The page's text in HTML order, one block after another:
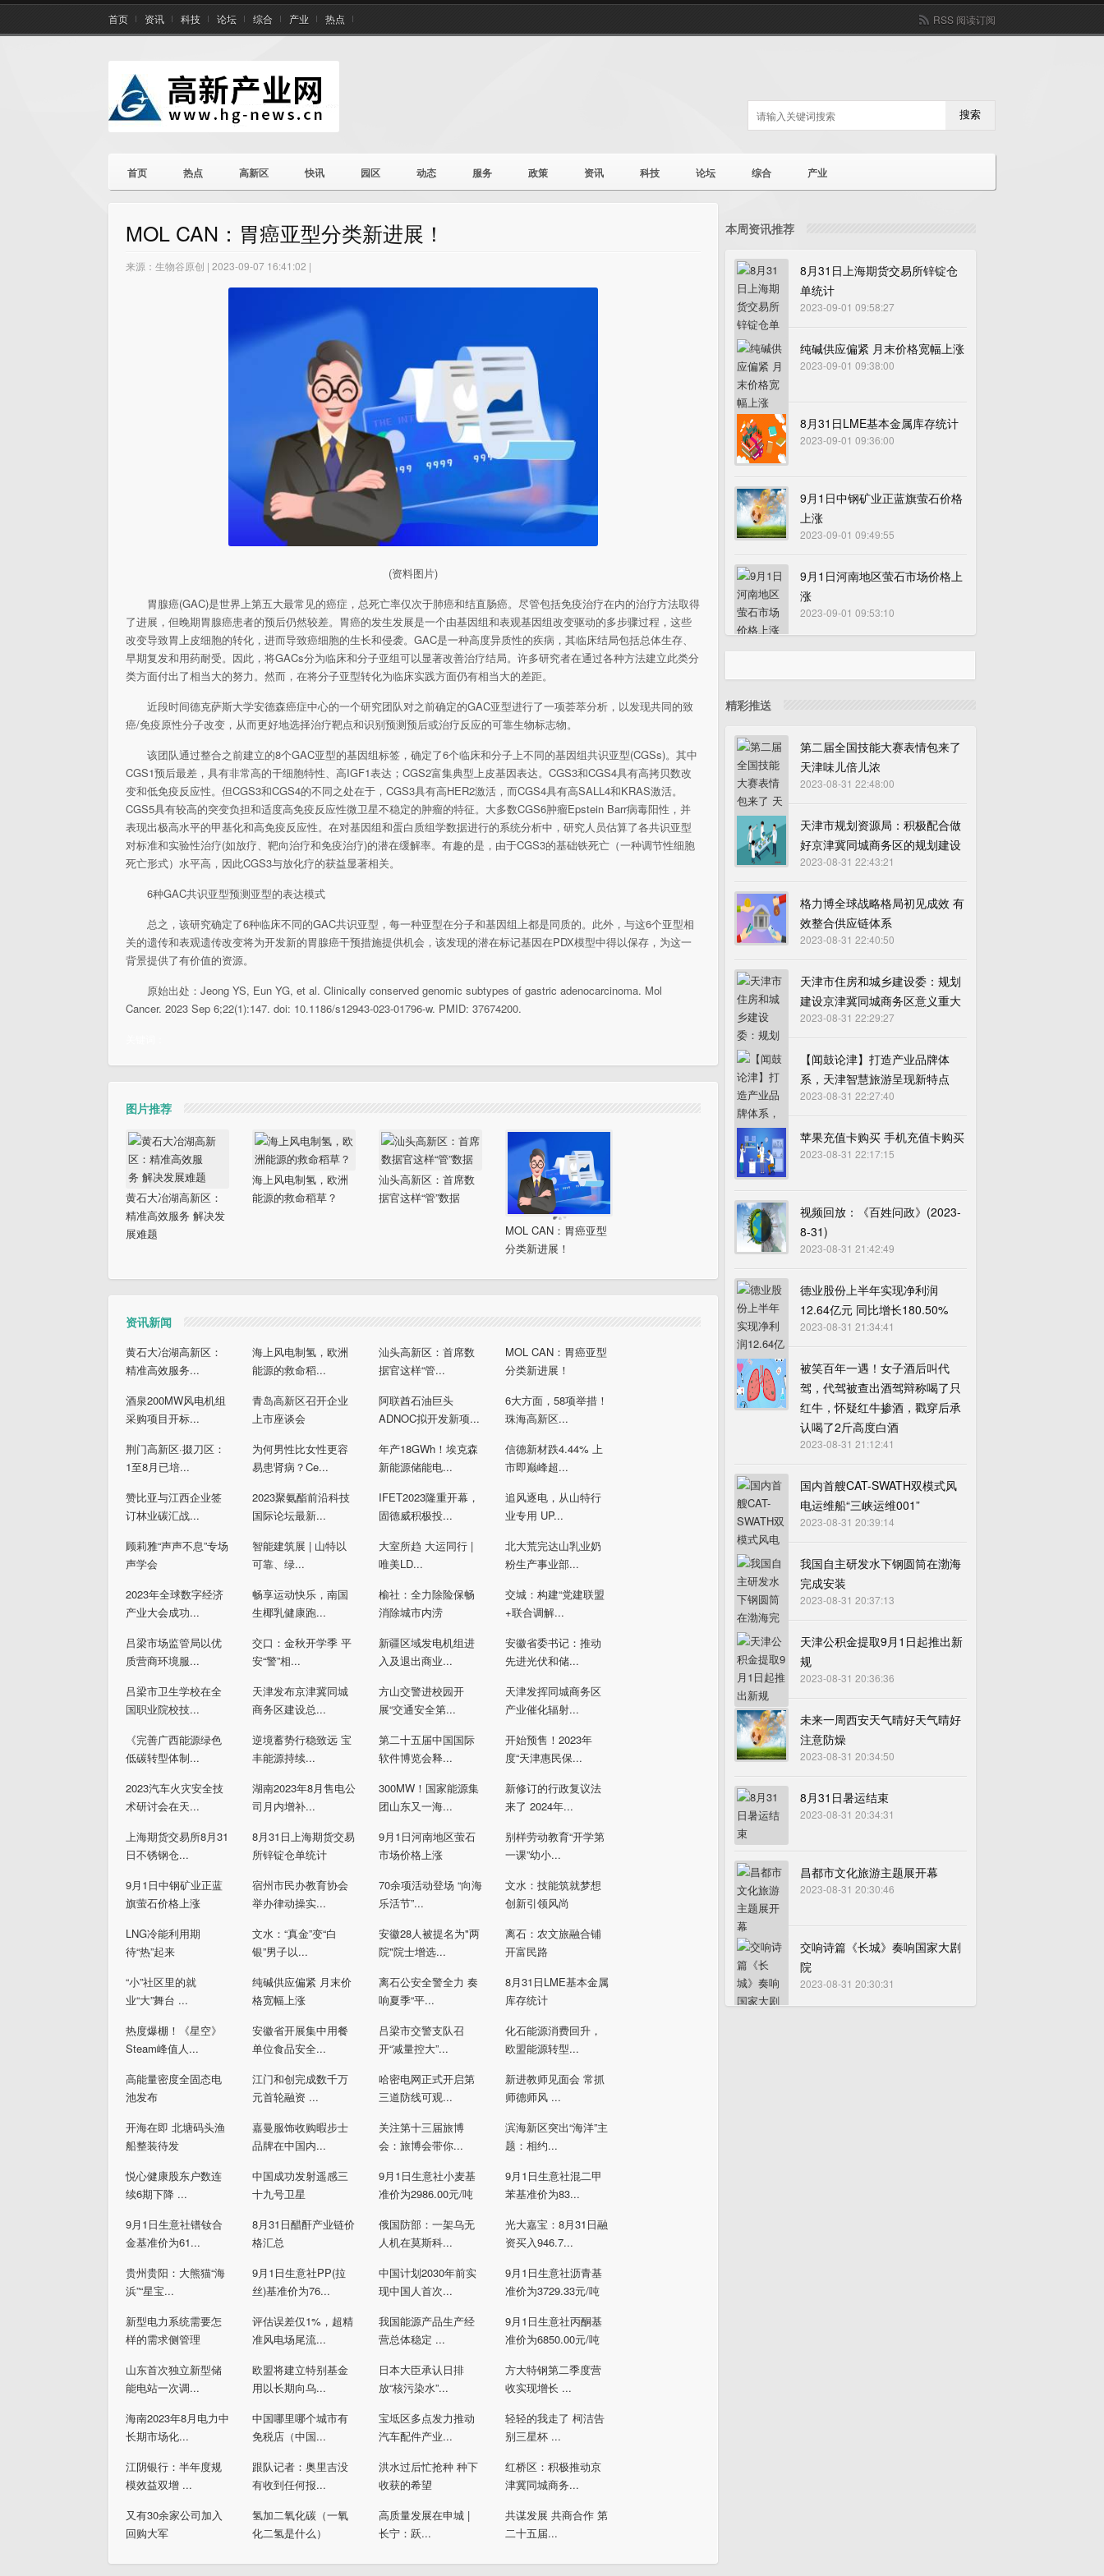
首页 资讯 科技 论坛 综合 产业 热点 RSS 阅读订阅
搜索
首页 热点 高新区 快讯 园区 动态 服务 政策 资讯 科技 论坛 综合 产业
MOL CAN：胃癌亚型分类新进展！
来源：生物谷原创 | 2023-09-07 16:41:02 |
(资料图片)
胃腺癌(GAC)是世界上第五大最常见的癌症，总死亡率仅次于肺癌和结直肠癌。尽管包括免疫治疗在内的治疗方法取得
了进展，但晚期胃腺癌患者的预后仍然较差。胃癌的发生发展是一个由基因组和表观基因组改变驱动的多步骤过程，这些
改变导致胃上皮细胞的转化，进而导致癌细胞的生长和侵袭。GAC是一种高度异质性的疾病，其临床结局包括总体生存、
早期复发和用药耐受。因此，将GACs分为临床和分子亚组可以显著改善治疗结局。许多研究者在通过各种方法建立此类分
类方面付出了相当大的努力。然而，在将分子亚型转化为临床实践方面仍有相当大的差距。
近段时间德克萨斯大学安德森癌症中心的一个研究团队对之前确定的GAC亚型进行了一项荟萃分析，以发现共同的致
癌/免疫原性分子改变，从而更好地选择治疗靶点和识别预测预后或治疗反应的可靠生物标志物。
该团队通过整合之前建立的8个GAC亚型的基因组标签，确定了6个临床和分子上不同的基因组共识亚型(CGSs)。其中
CGS1预后最差，具有非常高的干细胞特性、高IGF1表达；CGS2富集典型上皮基因表达。CGS3和CGS4具有高拷贝数改
变和低免疫反应性。但CGS3和CGS4的不同之处在于，CGS3具有高HER2激活，而CGS4具有高SALL4和KRAS激活。
CGS5具有较高的突变负担和适度高免疫反应性微卫星不稳定的肿瘤的特征。大多数CGS6肿瘤Epstein Barr病毒阳性，并
表现出极高水平的甲基化和高免疫反应性。在对基因组和蛋白质组学数据进行的系统分析中，研究人员估算了各共识亚型
对标准和实验性治疗(如放疗、靶向治疗和免疫治疗)的潜在缓解率。有趣的是，由于CGS3的基础铁死亡（一种调节性细胞
死亡形式）水平高，因此CGS3与放化疗的获益显著相关。
6种GAC共识亚型预测亚型的表达模式
总之，该研究确定了6种临床不同的GAC共识亚型，每一种亚型在分子和基因组上都是同质的。此外，与这6个亚型相
关的遗传和表观遗传改变将为开发新的胃腺癌干预措施提供机会，该发现的潜在标记基因在PDX模型中得以保存，为这一
背景提供了有价值的资源。
原始出处：Jeong YS, Eun YG, et al. Clinically conserved genomic subtypes of gastric adenocarcinoma. Mol
Cancer. 2023 Sep 6;22(1):147. doi: 10.1186/s12943-023-01796-w. PMID: 37674200.
图片推荐
黄石大冶湖高新区：
精准高效服务 解决发
展难题
海上风电制氢，欧洲
能源的救命稻草？
汕头高新区：首席数
据官这样“管”数据
MOL CAN：胃癌亚型
分类新进展！
资讯新闻
黄石大冶湖高新区：
精准高效服务...
海上风电制氢，欧洲
能源的救命稻...
汕头高新区：首席数
据官这样“管...
MOL CAN：胃癌亚型
分类新进展！
酒泉200MW风电机组
采购项目开标...
青岛高新区召开企业
上市座谈会
阿联酋石油巨头
ADNOC拟开发新项...
6大方面，58项举措！
珠海高新区...
荆门高新区·掇刀区：
1至8月已培...
为何男性比女性更容
易患肾病？Ce...
年产18GWh！埃克森
新能源储能电...
信德新材跌4.44% 上
市即巅峰超...
赞比亚与江西企业签
订林业碳汇战...
2023聚氨酯前沿科技
国际论坛最新...
IFET2023隆重开幕，
固德威积极投...
​追风逐电，从山特行
业专用 UP...
顾莉雅“声声不息”专场
声学会
智能建筑展 | 山特以
可靠、绿...
大室所趋 大运同行 |
唯美LD...
北大荒完达山乳业奶
粉生产事业部...
2023年全球数字经济
产业大会成功...
畅享运动快乐，南国
生椰乳健康跑...
榆社：全力除险保畅
消除城市内涝
交城：构建“党建联盟
+联合调解...
吕梁市场监管局以优
质营商环境服...
交口：金秋开学季 平
安“警”相...
新疆区域发电机组进
入及退出商业...
安徽省委书记：推动
先进光伏和储...
吕梁市卫生学校在全
国职业院校技...
天津发布京津冀同城
商务区建设总...
方山交警进校园开
展“交通安全第...
天津发挥同城商务区
产业催化辐射...
《完善广西能源绿色
低碳转型体制...
逆境蓄势行稳致远 宝
丰能源持续...
第二十五届中国国际
软件博览会释...
开始预售！2023年
度“天津惠民保...
2023汽车火灾安全技
术研讨会在天...
湖南2023年8月售电公
司月内增补...
300MW！国家能源集
团山东又一海...
新修订的行政复议法
来了 2024年...
上海期货交易所8月31
日不锈钢仓...
8月31日上海期货交易
所锌锭仓单统计
9月1日河南地区萤石
市场价格上涨
别样劳动教育“开学第
一课”幼小...
9月1日中钢矿业正蓝
旗萤石价格上涨
宿州市民办教育协会
举办律动操实...
70余项活动登场 “向海
乐活节”...
文水：技能筑就梦想
创新引领风尚
LNG冷能利用期
待“热”起来
文水：“真金”变“白
银”男子以...
安徽28人被提名为"两
院"院士增选...
离石：农文旅融合铺
开富民路
“小”社区里的就
业“大”舞台 ...
纯碱供应偏紧 月末价
格宽幅上涨
离石公安全警全力 奏
响夏季“平...
8月31日LME基本金属
库存统计
热度爆棚！《星空》
Steam峰值人...
安徽省开展集中用餐
单位食品安全...
吕梁市交警支队召
开“减量控大”...
化石能源消费回升，
欧盟能源转型...
高能量密度全固态电
池发布
江门和创完成数千万
元首轮融资 ...
哈密电网正式开启第
三道防线可观...
新进教师见面会 常抓
师德师风 ...
开海在即 北塘码头渔
船整装待发
嘉曼服饰收购暇步士
品牌在中国内...
关注第十三届旅博
会：旅博会带你...
滨海新区突出“海洋”主
题：相约...
悦心健康股东户数连
续6期下降 ...
中国成功发射遥感三
十九号卫星
9月1日生意社小麦基
准价为2986.00元/吨
9月1日生意社混二甲
苯基准价为83...
9月1日生意社镨钕合
金基准价为61...
8月31日醋酐产业链价
格汇总
俄国防部：一架乌无
人机在莫斯科...
光大嘉宝：8月31日融
资买入946.7...
贵州贵阳：大熊猫“海
浜”“星宝...
9月1日生意社PP(拉
丝)基准价为76...
中国计划2030年前实
现中国人首次...
9月1日生意社沥青基
准价为3729.33元/吨
新型电力系统需要怎
样的需求侧管理
评估误差仅1%，超精
准风电场尾流...
我国能源产品生产经
营总体稳定 ...
9月1日生意社丙酮基
准价为6850.00元/吨
山东首次独立新型储
能电站一次调...
欧盟将建立特别基金
用以长期向乌...
日本大臣承认日排
放“核污染水”...
方大特钢第二季度营
收实现增长 ...
海南2023年8月电力中
长期市场化...
中国哪里哪个城市有
免税店（中国...
宝坻区多点发力推动
汽车配件产业...
轻轻的我走了 柯洁告
别三星杯 ...
江阴银行：半年度规
模效益双增 ...
跟队记者：奥里吉没
有收到任何报...
洪水过后忙抢种 种下
收获的希望
红桥区：积极推动京
津冀同城商务...
又有30余家公司加入
回购大军
氢加二氧化碳（一氧
化二氢是什么）
高质量发展在申城 |
长宁：跃...
共谋发展 共商合作 第
二十五届...
本周资讯推荐
8月31日上海期货交易所锌锭仓
单统计
2023-09-01 09:58:27
纯碱供应偏紧 月末价格宽幅上涨
2023-09-01 09:38:00
8月31日LME基本金属库存统计
2023-09-01 09:36:00
9月1日中钢矿业正蓝旗萤石价格
上涨
2023-09-01 09:49:55
9月1日河南地区萤石市场价格上
涨
2023-09-01 09:53:10
精彩推送
第二届全国技能大赛表情包来了
天津味儿倍儿浓
2023-08-31 22:48:00
天津市规划资源局：积极配合做
好京津冀同城商务区的规划建设
2023-08-31 22:43:21
格力博全球战略格局初见成效 有
效整合供应链体系
2023-08-31 22:40:50
天津市住房和城乡建设委：规划
建设京津冀同城商务区意义重大
2023-08-31 22:29:27
【闻鼓论津】打造产业品牌体
系，天津智慧旅游呈现新特点
2023-08-31 22:27:40
苹果充值卡购买 手机充值卡购买
2023-08-31 22:17:15
视频回放：《百姓问政》(2023-
8-31)
2023-08-31 21:42:49
德业股份上半年实现净利润
12.64亿元 同比增长180.50%
2023-08-31 21:34:41
被笑百年一遇！女子酒后叫代
驾，代驾被查出酒驾辩称喝了只
红牛，怀疑红牛掺酒，戳穿后承
认喝了2斤高度白酒
2023-08-31 21:12:41
国内首艘CAT-SWATH双模式风
电运维船“三峡运维001”
2023-08-31 20:39:14
我国自主研发水下钢圆筒在渤海
完成安装
2023-08-31 20:37:13
天津公积金提取9月1日起推出新
规
2023-08-31 20:36:36
未来一周西安天气晴好天气晴好
注意防燥
2023-08-31 20:34:50
8月31日暑运结束
2023-08-31 20:34:31
昌都市文化旅游主题展开幕
2023-08-31 20:30:46
交响诗篇《长城》奏响国家大剧
院
2023-08-31 20:30:31